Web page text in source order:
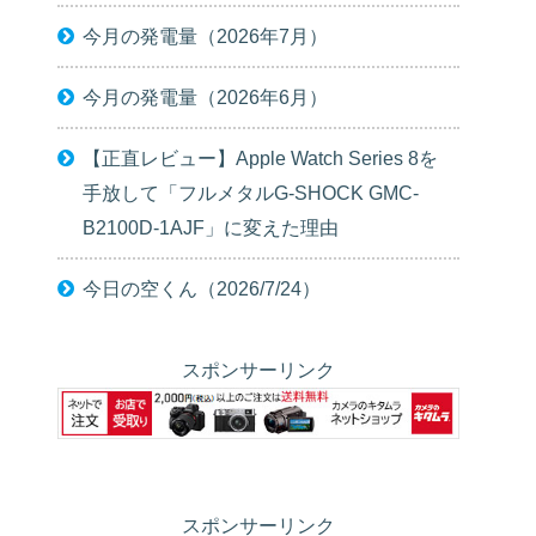
今月の発電量（2026年7月）
今月の発電量（2026年6月）
【正直レビュー】Apple Watch Series 8を
手放して「フルメタルG-SHOCK GMC-
B2100D-1AJF」に変えた理由
今日の空くん（2026/7/24）
スポンサーリンク
スポンサーリンク